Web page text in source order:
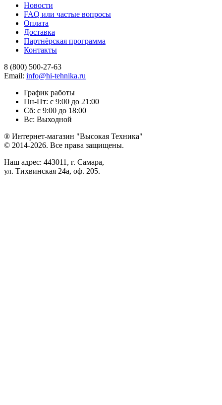
Новости
FAQ или частые вопросы
Оплата
Доставка
Партнёрская программа
Контакты
8 (800) 500-27-63
Email: info@hi-tehnika.ru
График работы
Пн-Пт: с 9:00 до 21:00
Сб: с 9:00 до 18:00
Вс: Выходной
® Интернет-магазин "Высокая Техника"
© 2014-2026. Все права защищены.
Наш адрес: 443011, г. Самара,
ул. Тихвинская 24а, оф. 205.